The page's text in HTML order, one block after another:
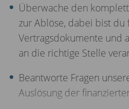
Überwache den
zur Ablöse, dabei bist
Vertragsdokumente und
an die richtige Stelle
Beantworte Fragen
Auslösung der